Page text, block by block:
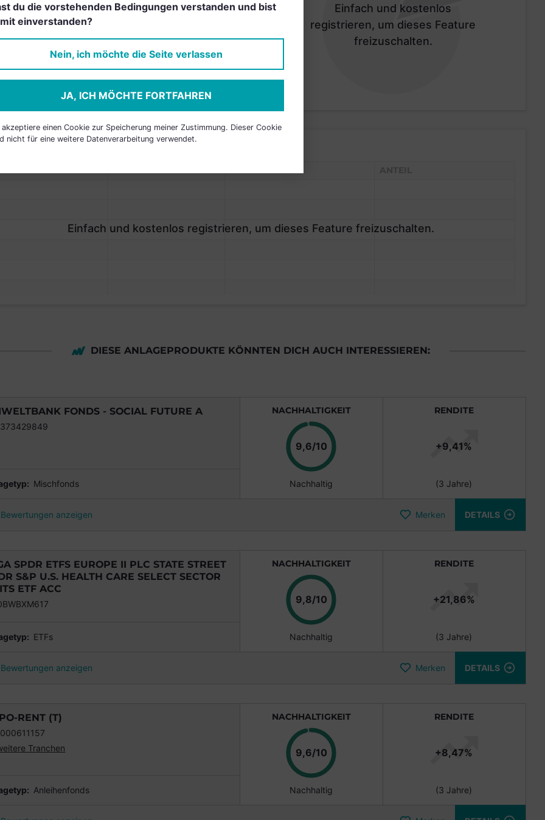
Einfach und kostenlos
registrieren, um dieses Feature
freizuschalten.
Einfach und kostenlos
registrieren, um dieses Feature
freizuschalten.
HOLDINGS
Einfach und kostenlos registrieren, um dieses Feature freizuschalten.
DIESE ANLAGEPRODUKTE KÖNNTEN DICH AUCH INTERESSIEREN:
FONDS - SOCIAL FUTURE A
Mischfonds
NACHHALTIGKEIT
9,6/10Punkte
Nachhaltig
RENDITE
+9,41%
(3 Jahre)
Bewertungen anzeigen Merken DETAILS
SPDR ETFS EUROPE II PLC STATE STREET
S&P U.S. HEALTH CARE SELECT SECTOR
ETF ACC
ETFs
NACHHALTIGKEIT
9,8/10Punkte
Nachhaltig
RENDITE
+21,86%
(3 Jahre)
Bewertungen anzeigen Merken DETAILS
RENT (T)
Tranchen
Anleihenfonds
NACHHALTIGKEIT
9,6/10Punkte
Nachhaltig
RENDITE
+8,47%
(3 Jahre)
du die vorstehenden Bedingungen verstanden und bist
einverstanden?
Nein, ich möchte die Seite verlassen
JA, ICH MÖCHTE FORTFAHREN
akzeptiere einen Cookie zur Speicherung meiner Zustimmung. Dieser Cookie
nicht für eine weitere Datenverarbeitung verwendet.